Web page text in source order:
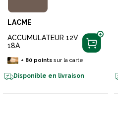
LACME
ACCUMULATEUR 12V
18A
+ 80pointssur la carte
Disponible en livraison